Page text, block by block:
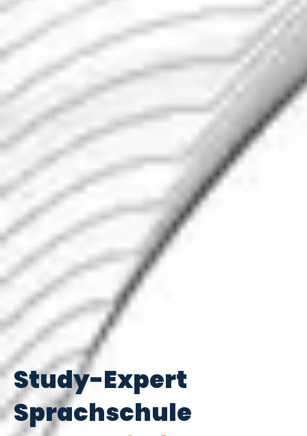
Study-Expert
Sprachschule